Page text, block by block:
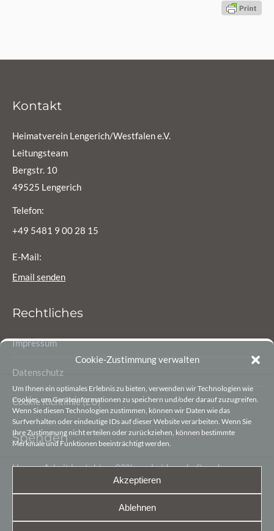
Cookie-Zustimmung verwalten
Um Ihnen ein optimales Erlebnis zu bieten, verwenden wir Technologien wie
Cookies, um Geräteinformationen zu speichern und/oder darauf zuzugreifen.
Wenn Sie diesen Technologien zustimmen, können wir Daten wie das
Surfverhalten oder eindeutige IDs auf dieser Website verarbeiten. Wenn Sie
Ihre Zustimmung nicht erteilen oder zurückziehen, können bestimmte
Merkmale und Funktionen beeinträchtigt werden.
Akzeptieren
Ablehnen
Kontakt
Heimatverein Lengerich/Westfalen e.V.
Leitungsteam
Bergstr. 10
49525 Lengerich
Telefon:
+49 5481 9 00 28 15
E-Mail:
Email senden
Rechtliches
Impressum
Datenschutz
Cookie Richtlinie (EU)
Spenden
Unsere Arbeit besteht zu 90% aus Leidenschaft und
Begeisterung. Die letzten 10% sind finanzielle Mittel, damit
wir unsere Arbeit gestalten können.
Sie möchten den Heimatverein Lengerich e.V. unterstützen?